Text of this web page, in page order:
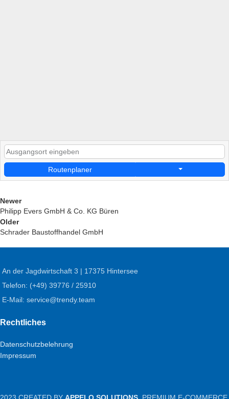
Routenplaner
Newer
Philipp Evers GmbH & Co. KG Büren
Older
Schrader Baustoffhandel GmbH
An der Jagdwirtschaft 3 | 17375 Hintersee
Telefon: (+49) 39776 / 25910
E-Mail: service@trendy.team
Rechtliches
Datenschutzbelehrung
Impressum
2023 CREATED BY APPELO SOLUTIONS . PREMIUM E-COMMERCE